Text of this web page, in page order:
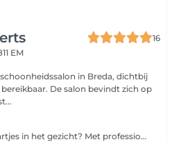
16
EM
in Breda, dichtbij
De salon bevindt zich op
Last van ongewenste haartjes in het gezicht? Met professioneel gezichtsharsen verwijderen we haartjes zorgvuldig en effectief, zodat je huid weer glad en verzorgd aanvoelt. Geschikt voor onder andere bovenlip, kin, wangen of kaaklijn. Het resultaat? Een zachte, frisse huid met een langdurig glad effect. Beperkingen: Niet geschikt bij beschadigde of geïrriteerde huid Bij gebruik van bepaalde medicatie (zoals Roaccutane) vooraf melden Niet direct na zonverbranding of intensieve peeling Bij twijfel over huidconditie eerst overleg Goed om te weten: Het resultaat blijft gemiddeld 3 tot 4 weken zichtbaar Lichte roodheid na de behandeling is normaal en trekt snel weg Vermijd 24 uur na de behandeling zon, sauna en intensieve huidproducten Kom bij voorkeur zonder make-up op het te behandelen gebied